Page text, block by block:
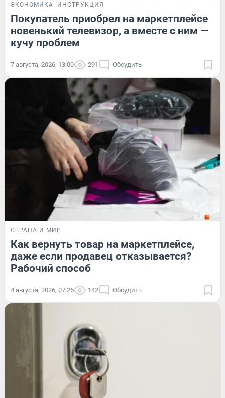
ЭКОНОМИКА ИНСТРУКЦИЯ
Покупатель приобрел на маркетплейсе
новенький телевизор, а вместе с ним —
кучу проблем
7 августа, 2026, 13:00 291 Обсудить
СТРАНА И МИР
Как вернуть товар на маркетплейсе,
даже если продавец отказывается?
Рабочий способ
4 августа, 2026, 07:25 142 Обсудить